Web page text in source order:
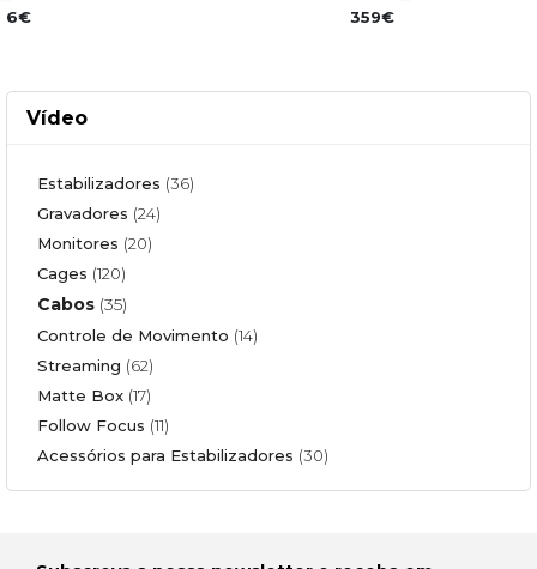
6€ 359€
Vídeo
Estabilizadores (36)
Gravadores (24)
Monitores (20)
Cages (120)
Cabos (35)
Controle de Movimento (14)
Streaming (62)
Matte Box (17)
Follow Focus (11)
Acessórios para Estabilizadores (30)